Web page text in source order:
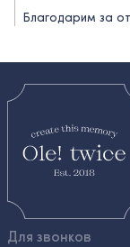
Благодарим за
Для звонков